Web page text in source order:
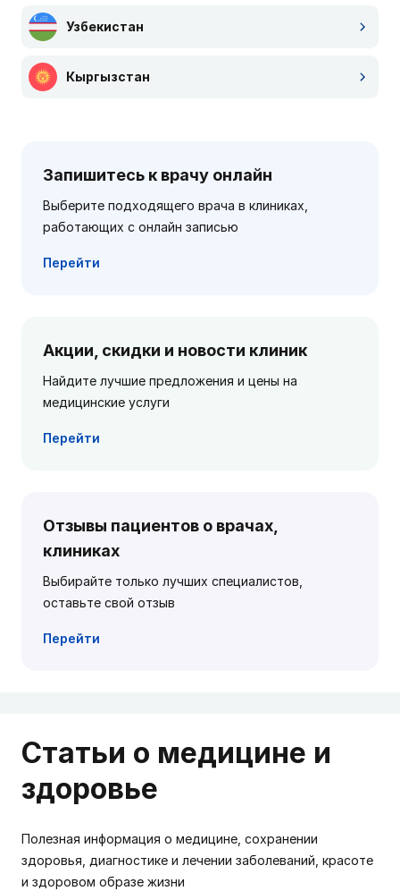
Узбекистан
Кыргызстан
Запишитесь к врачу онлайн
Выберите подходящего врача в клиниках,
работающих с онлайн записью
Перейти
Акции, скидки и новости клиник
Найдите лучшие предложения и цены на
медицинские услуги
Перейти
Отзывы пациентов о врачах,
клиниках
Выбирайте только лучших специалистов,
оставьте свой отзыв
Перейти
Статьи о медицине и
здоровье
Полезная информация о медицине, сохранении
здоровья, диагностике и лечении заболеваний, красоте
и здоровом образе жизни